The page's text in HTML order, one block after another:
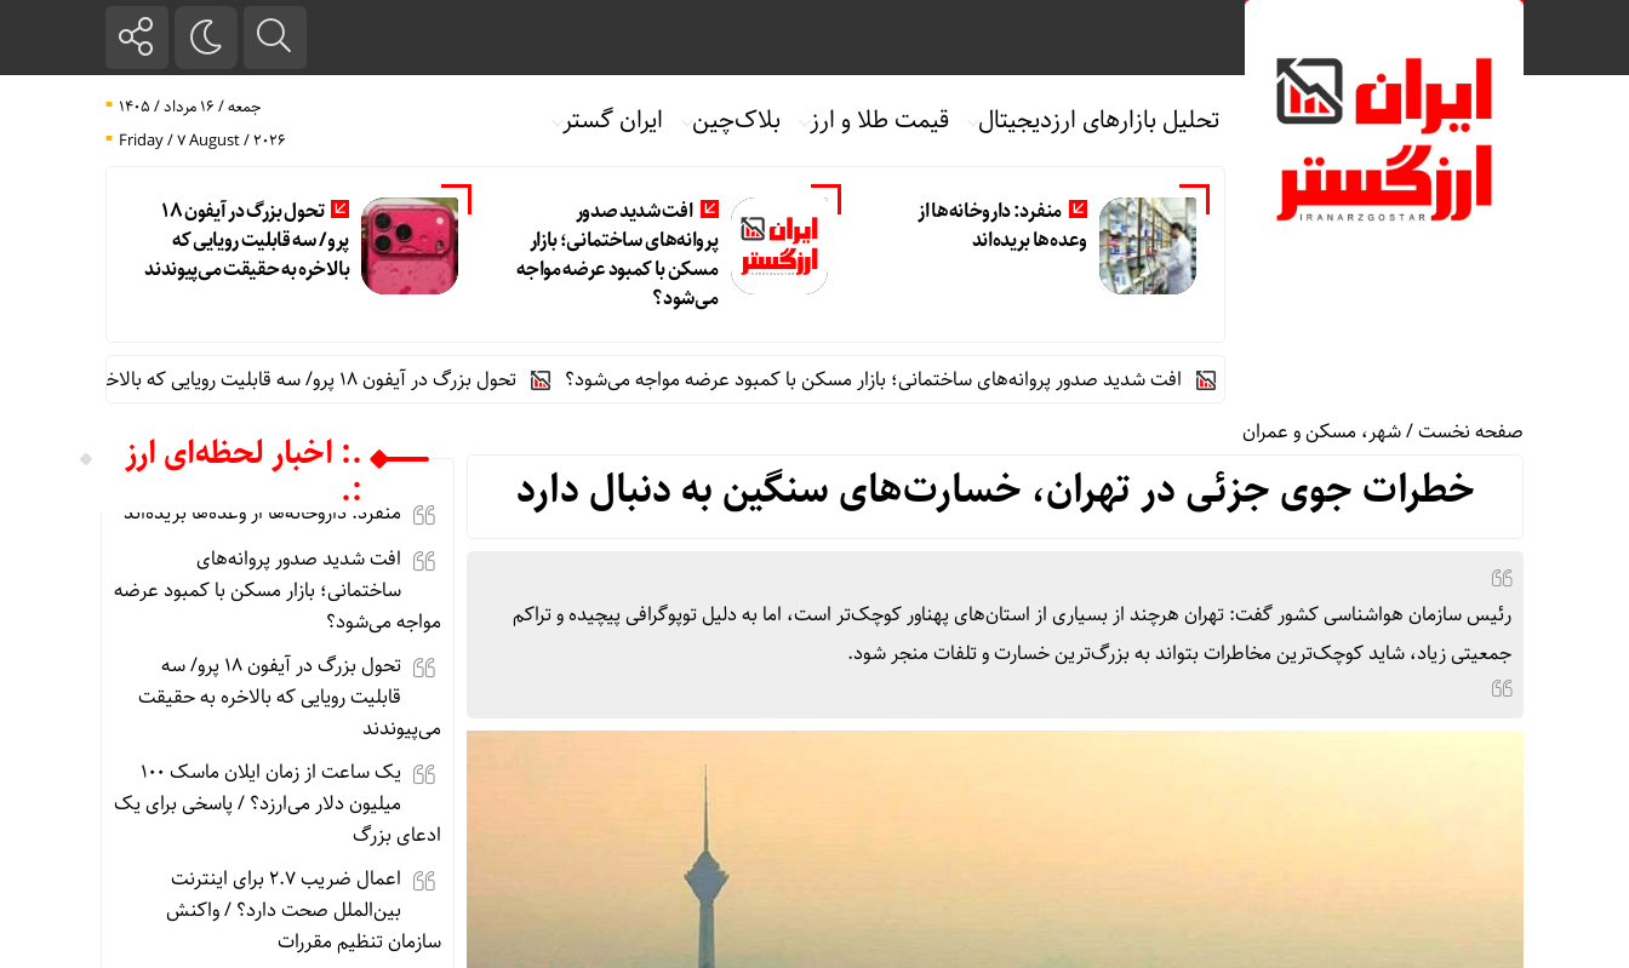
تحلیل بازارهای ارزدیجیتال قیمت طلا و ارز بلاک‌چین ایران گستر
جمعه / ۱۶ مرداد / ۱۴۰۵
Friday / 7 August / 2026
منفرد: داروخانه‌ها از
وعده‌ها بریده‌اند
افت شدید صدور
پروانه‌های ساختمانی؛ بازار
مسکن با کمبود عرضه مواجه
می‌شود؟
تحول بزرگ در آیفون ۱۸
پرو/ سه قابلیت رویایی که
بالاخره به حقیقت می‌پیوندند
افت شدید صدور پروانه‌های ساختمانی؛ بازار مسکن با کمبود عرضه مواجه می‌شود؟
تحول بزرگ در آیفون ۱۸ پرو/ سه قابلیت رویایی که بالاخره به حقیقت می‌پیوندند
صفحه نخست/شهر، مسکن و عمران
خطرات جوی جزئی در تهران، خسارت‌های سنگین به دنبال دارد
رئیس سازمان هواشناسی کشور گفت: تهران هرچند از بسیاری از استان‌های پهناور کوچک‌تر است، اما به دلیل توپوگرافی پیچیده و تراکم
جمعیتی زیاد، شاید کوچک‌ترین مخاطرات بتواند به بزرگ‌ترین خسارت‌ و تلفات منجر شود.
.: اخبار لحظه‌ای ارز
:.
منفرد: داروخانه‌ها از وعده‌ها بریده‌اند
افت شدید صدور پروانه‌های
ساختمانی؛ بازار مسکن با کمبود عرضه
مواجه می‌شود؟
تحول بزرگ در آیفون ۱۸ پرو/ سه
قابلیت رویایی که بالاخره به حقیقت
می‌پیوندند
یک ساعت از زمان ایلان ماسک ۱۰۰
میلیون دلار می‌ارزد؟ / پاسخی برای یک
ادعای بزرگ
اعمال ضریب ۲.۷ برای اینترنت
بین‌الملل صحت دارد؟ / واکنش
سازمان تنظیم مقررات